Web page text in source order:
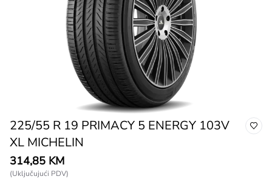
225/55 R 19 PRIMACY 5 ENERGY 103V
XL MICHELIN
314,85 KM
(Uključujući PDV)